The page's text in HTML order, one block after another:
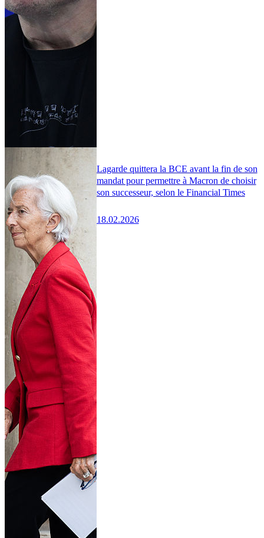
Lagarde quittera la BCE avant la fin de son
mandat pour permettre à Macron de choisir
son successeur, selon le Financial Times
18.02.2026